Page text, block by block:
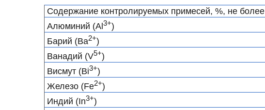
Содержание контролируемых примесей, %, не более
Алюминий (Al3+)
Барий (Ba2+)
Ванадий (V5+)
Висмут (Bi3+)
Железо (Fe2+)
Индий (In3+)